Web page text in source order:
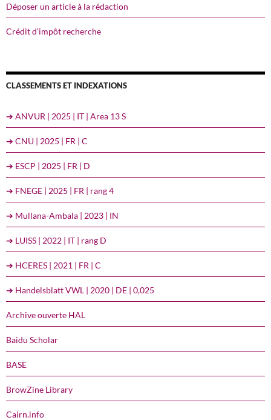
Déposer un article à la rédaction
Crédit d’impôt recherche
CLASSEMENTS ET INDEXATIONS
➔ ANVUR | 2025 | IT | Area 13 S
➔ CNU | 2025 | FR | C
➔ ESCP | 2025 | FR | D
➔ FNEGE | 2025 | FR | rang 4
➔ Mullana-Ambala | 2023 | IN
➔ LUISS | 2022 | IT | rang D
➔ HCERES | 2021 | FR | C
➔ Handelsblatt VWL | 2020 | DE | 0,025
Archive ouverte HAL
Baidu Scholar
BASE
BrowZine Library
Cairn.info